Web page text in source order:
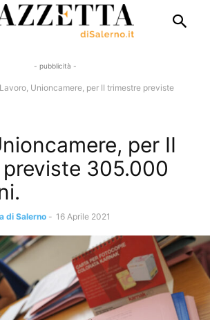
- pubblicità -
Lavoro, Unioncamere, per II trimestre previste
per II
305.000
di Salerno - 16 Aprile 2021